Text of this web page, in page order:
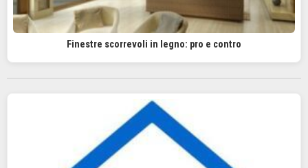
Finestre scorrevoli in legno: pro e contro